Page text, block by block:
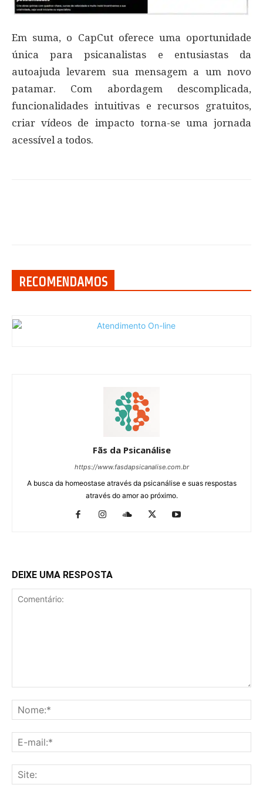
Em suma, o CapCut oferece uma oportunidade
única para psicanalistas e entusiastas da
autoajuda levarem sua mensagem a um novo
patamar. Com abordagem descomplicada,
funcionalidades intuitivas e recursos gratuitos,
criar vídeos de impacto torna-se uma jornada
acessível a todos.
RECOMENDAMOS
Fãs da Psicanálise
https://www.fasdapsicanalise.com.br
A busca da homeostase através da psicanálise e suas respostas
através do amor ao próximo.
DEIXE UMA RESPOSTA